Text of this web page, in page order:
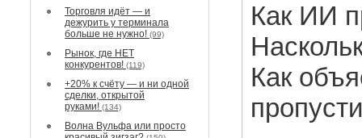
Торговля идёт — и
дежурить у терминала
больше не нужно! (99)
Рынок, где НЕТ
конкурентов! (119)
+20% к счёту — и ни одной
сделки, открытой
руками! (134)
Волна Вульфа или просто
Как ИИ
Как